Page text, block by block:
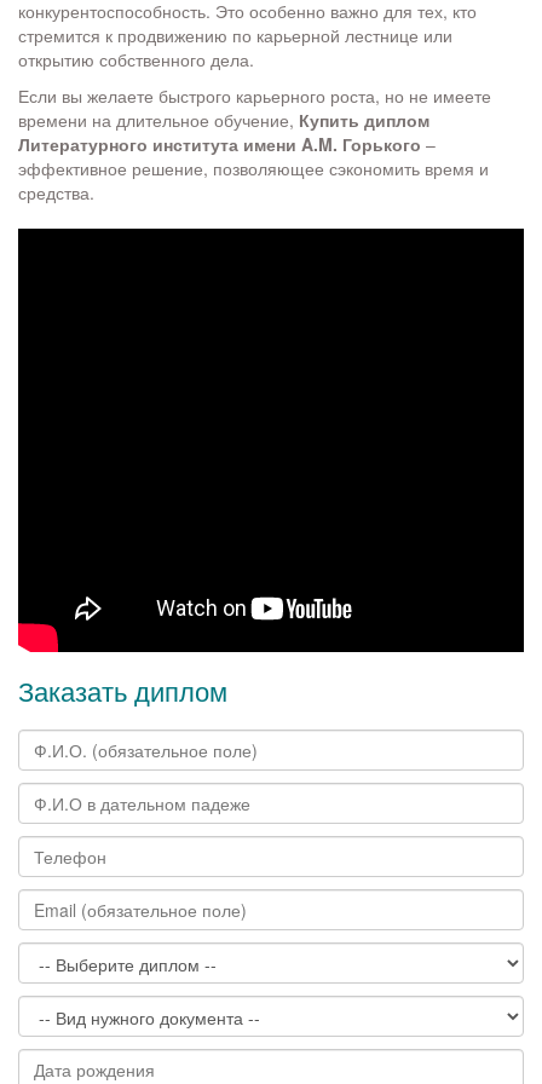
конкурентоспособность. Это особенно важно для тех, кто
стремится к продвижению по карьерной лестнице или
открытию собственного дела.
Если вы желаете быстрого карьерного роста, но не имеете
времени на длительное обучение, Купить диплом
Литературного института имени A.M. Горького –
эффективное решение, позволяющее сэкономить время и
средства.
Заказать диплом